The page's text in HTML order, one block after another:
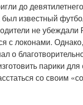
до
известный
не убеждали
с локонами.
о
парики
со своим